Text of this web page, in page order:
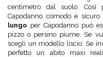
centimetro dal suolo. Così
Capodanno comodo e
lungo per Capodanno può
pizzo o persino piume. Se
scegli un modello liscio. Se
perfetto un abito maxi